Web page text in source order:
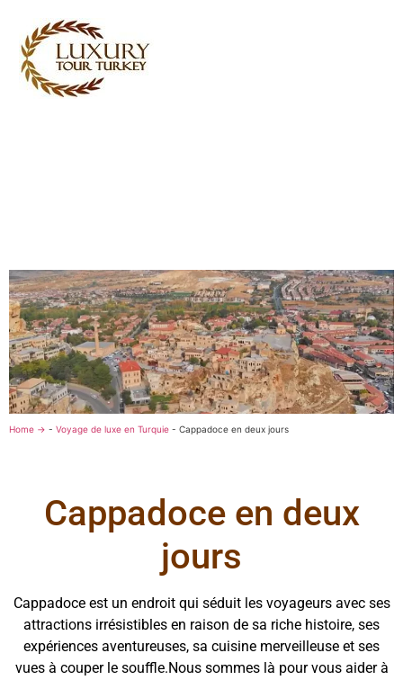
Home → - Voyage de luxe en Turquie - Cappadoce en deux jours
Cappadoce en deux
jours
Cappadoce est un endroit qui séduit les voyageurs avec ses
attractions irrésistibles en raison de sa riche histoire, ses
expériences aventureuses, sa cuisine merveilleuse et ses
vues à couper le souffle.Nous sommes là pour vous aider à